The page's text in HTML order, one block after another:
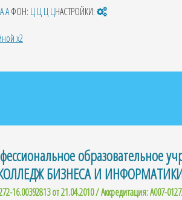
AAФОН: ЦЦЦЦНАСТРОЙКИ:
х2
образовательное
БИЗНЕСА И
16.00392813 от 21.04.2010 / Аккредитация: A007-